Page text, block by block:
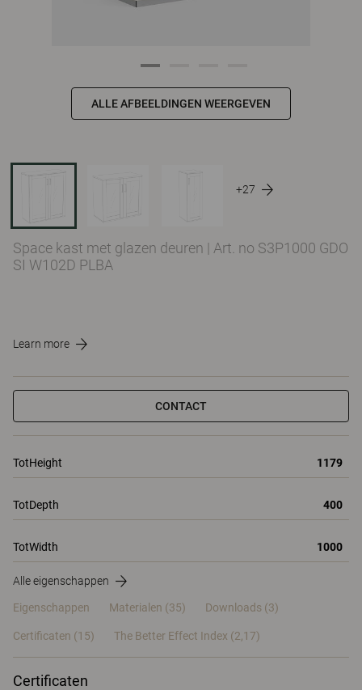
ALLE AFBEELDINGEN WEERGEVEN
+27
Space kast met glazen deuren | Art. no S3P1000 GDO
SI W102D PLBA
Learn more
CONTACT
TotHeight 1179
TotDepth 400
TotWidth 1000
Alle eigenschappen
Eigenschappen Materialen (35) Downloads (3)
Certificaten (15) The Better Effect Index (2,17)
Certificaten